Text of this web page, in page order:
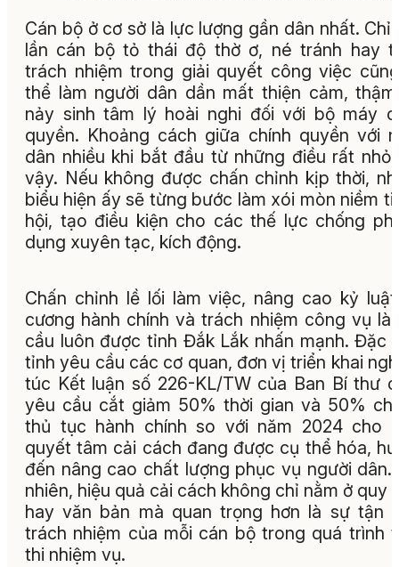
Cán bộ ở cơ sở là lực lượng gần dân nhất. Chỉ
lần cán bộ tỏ thái độ thờ ơ, né tránh hay
trách nhiệm trong giải quyết công việc
thể làm người dân dần mất thiện cảm,
nảy sinh tâm lý hoài nghi đối với bộ máy
quyền. Khoảng cách giữa chính quyền với
dân nhiều khi bắt đầu từ những điều rất nhỏ
vậy. Nếu không được chấn chỉnh kịp thời,
biểu hiện ấy sẽ từng bước làm xói mòn niềm
hội, tạo điều kiện cho các thế lực chống
dụng xuyên tạc, kích động.
Chấn chỉnh lề lối làm việc, nâng cao kỷ
cương hành chính và trách nhiệm công vụ là
cầu luôn được tỉnh Đắk Lắk nhấn mạnh. Đặc
tỉnh yêu cầu các cơ quan, đơn vị triển khai
túc Kết luận số 226-KL/TW của Ban Bí thư
yêu cầu cắt giảm 50% thời gian và 50%
thủ tục hành chính so với năm 2024 cho
quyết tâm cải cách đang được cụ thể hóa,
đến nâng cao chất lượng phục vụ người dân.
nhiên, hiệu quả cải cách không chỉ nằm ở quy
hay văn bản mà quan trọng hơn là sự tận
trách nhiệm của mỗi cán bộ trong quá trình
thi nhiệm vụ.